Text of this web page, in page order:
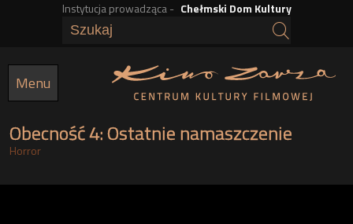
Przejdź
treści
Instytucja prowadząca - Chełmski Dom Kultury
Menu
Obecność 4: Ostatnie namaszczenie
Horror